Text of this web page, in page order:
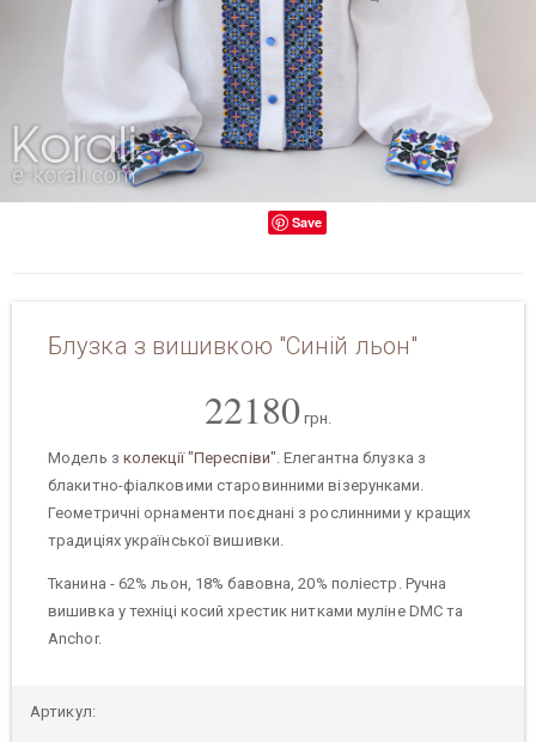
Save
Блузка з вишивкою "Синій льон"
22180 грн.
Модель з колекції "Переспіви" . Елегантна блузка з
блакитно-фіалковими старовинними візерунками.
Геометричні орнаменти поєднані з рослинними у кращих
традиціях української вишивки.
Тканина - 62% льон, 18% бавовна, 20% поліестр. Ручна
вишивка у техніці косий хрестик нитками муліне DMC та
Anchor.
Артикул: